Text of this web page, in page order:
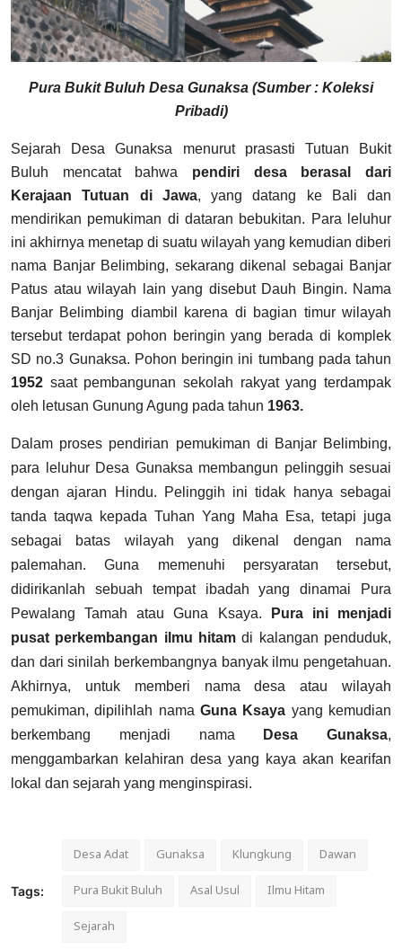
Pura Bukit Buluh Desa Gunaksa (Sumber : Koleksi
Pribadi)
Sejarah Desa Gunaksa menurut prasasti Tutuan Bukit
Buluh mencatat bahwa pendiri desa berasal dari
Kerajaan Tutuan di Jawa, yang datang ke Bali dan
mendirikan pemukiman di dataran bebukitan. Para leluhur
ini akhirnya menetap di suatu wilayah yang kemudian diberi
nama Banjar Belimbing, sekarang dikenal sebagai Banjar
Patus atau wilayah lain yang disebut Dauh Bingin. Nama
Banjar Belimbing diambil karena di bagian timur wilayah
tersebut terdapat pohon beringin yang berada di komplek
SD no.3 Gunaksa. Pohon beringin ini tumbang pada tahun
1952 saat pembangunan sekolah rakyat yang terdampak
oleh letusan Gunung Agung pada tahun 1963.
Dalam proses pendirian pemukiman di Banjar Belimbing,
para leluhur Desa Gunaksa membangun pelinggih sesuai
dengan ajaran Hindu. Pelinggih ini tidak hanya sebagai
tanda taqwa kepada Tuhan Yang Maha Esa, tetapi juga
sebagai batas wilayah yang dikenal dengan nama
palemahan. Guna memenuhi persyaratan tersebut,
didirikanlah sebuah tempat ibadah yang dinamai Pura
Pewalang Tamah atau Guna Ksaya.
Pura ini menjadi
pusat perkembangan ilmu hitam di kalangan penduduk,
dan dari sinilah berkembangnya banyak ilmu pengetahuan.
Akhirnya, untuk memberi nama desa atau wilayah
pemukiman, dipilihlah nama Guna Ksaya yang kemudian
berkembang menjadi nama
Desa Gunaksa,
menggambarkan kelahiran desa yang kaya akan kearifan
lokal dan sejarah yang menginspirasi.
Tags:
Desa Adat Gunaksa Klungkung
Dawan
Pura Bukit Buluh
Asal Usul
Ilmu Hitam
Sejarah